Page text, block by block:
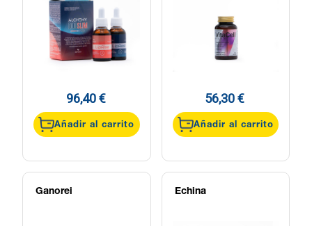
96,40 €
Añadir al carrito
56,30 €
Añadir al carrito
Ganorei Echina